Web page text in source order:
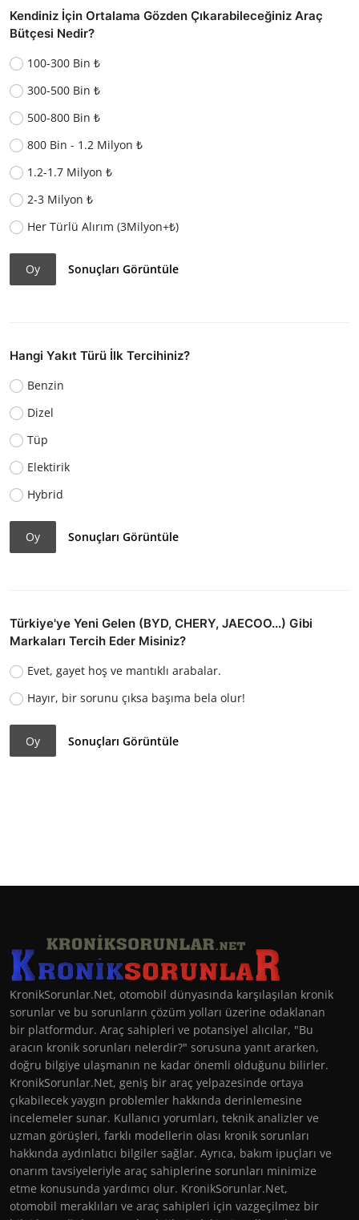
Kendiniz İçin Ortalama Gözden Çıkarabileceğiniz Araç
Bütçesi Nedir?
100-300 Bin ₺
300-500 Bin ₺
500-800 Bin ₺
800 Bin - 1.2 Milyon ₺
1.2-1.7 Milyon ₺
2-3 Milyon ₺
Her Türlü Alırım (3Milyon+₺)
Oy Sonuçları Görüntüle
Hangi Yakıt Türü İlk Tercihiniz?
Benzin
Dizel
Tüp
Elektirik
Hybrid
Oy Sonuçları Görüntüle
Türkiye'ye Yeni Gelen (BYD, CHERY, JAECOO...) Gibi
Markaları Tercih Eder Misiniz?
Evet, gayet hoş ve mantıklı arabalar.
Hayır, bir sorunu çıksa başıma bela olur!
Oy Sonuçları Görüntüle
KronikSorunlar.Net, otomobil dünyasında karşılaşılan kronik
sorunlar ve bu sorunların çözüm yolları üzerine odaklanan
bir platformdur. Araç sahipleri ve potansiyel alıcılar, "Bu
aracın kronik sorunları nelerdir?" sorusuna yanıt ararken,
doğru bilgiye ulaşmanın ne kadar önemli olduğunu bilirler.
KronikSorunlar.Net, geniş bir araç yelpazesinde ortaya
çıkabilecek yaygın problemler hakkında derinlemesine
incelemeler sunar. Kullanıcı yorumları, teknik analizler ve
uzman görüşleri, farklı modellerin olası kronik sorunları
hakkında aydınlatıcı bilgiler sağlar. Ayrıca, bakım ipuçları ve
onarım tavsiyeleriyle araç sahiplerine sorunları minimize
etme konusunda yardımcı olur. KronikSorunlar.Net,
otomobil meraklıları ve araç sahipleri için vazgeçilmez bir